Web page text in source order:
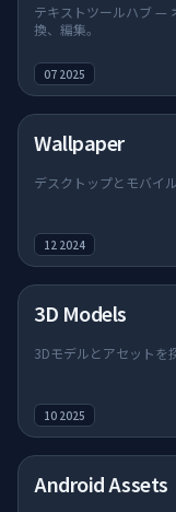
テキストツールハブ —
換、編集。
07 2025
Wallpaper
デスクトップとモバイ
12 2024
3D Models
3Dモデルとアセットを
10 2025
Android Assets